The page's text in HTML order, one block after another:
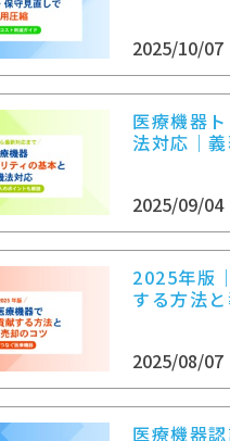
2025/10/07
医療機器
法対応｜
2025/09/04
2025年版
する方法
2025/08/07
医療機器